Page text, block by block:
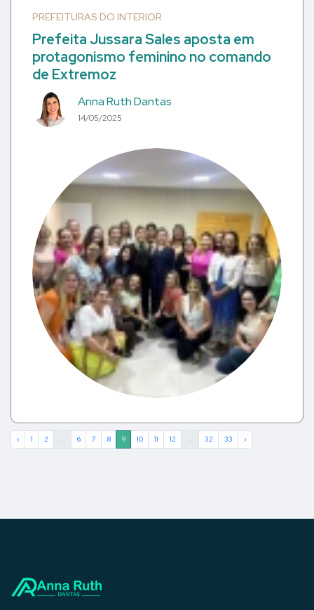
PREFEITURAS DO INTERIOR
Prefeita Jussara Sales aposta em
protagonismo feminino no comando
de Extremoz
Anna Ruth Dantas
14/05/2025
‹ 1 2 ... 6 7 8 9 10 11 12 ... 32 33 ›